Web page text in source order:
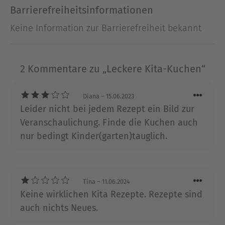
Folgetag. Und das Wichtigste: Unsere coolen Kita-
spaßige Kuchenschlacht und bringen leckere
bei der Familienfeier finden Sie in diesem Buch
Kinder mit Lebensmittelunverträglichkeiten wie
Gluten- oder Laktoseintoleranz sind spezielle
Back-Rezepte enthalten.
Barrierefreiheitsinformationen
Keine Information zur Barrierefreiheit bekannt
2 Kommentare zu „Leckere Kita-Kuchen“
Diana – 15.06.2023
Leider nicht bei jedem Rezept ein Bild zur
Veranschaulichung. Finde die Kuchen auch
nur bedingt Kinder(garten)tauglich.
Tina – 11.06.2024
Keine wirklichen Kita Rezepte. Rezepte sind
auch nichts Neues.